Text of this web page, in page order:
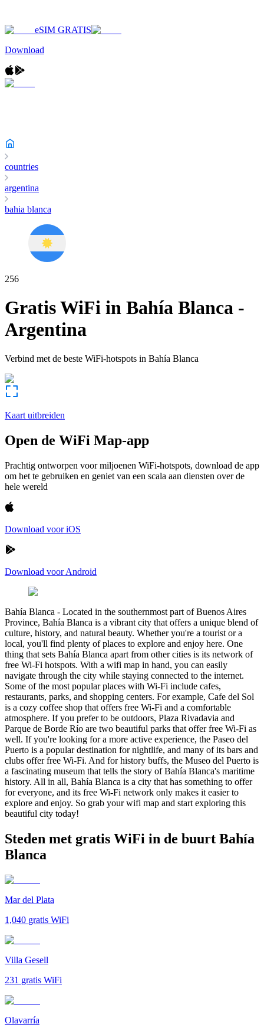
eSIM GRATIS
Download
countries
argentina
bahia blanca
256
Gratis WiFi in Bahía Blanca -
Argentina
Verbind met de beste WiFi-hotspots in Bahía Blanca
Kaart uitbreiden
Open de WiFi Map-app
Prachtig ontworpen voor miljoenen WiFi-hotspots, download de app
om het te gebruiken en geniet van een scala aan diensten over de
hele wereld
Download voor iOS
Download voor Android
Bahía Blanca - Located in the southernmost part of Buenos Aires
Province, Bahía Blanca is a vibrant city that offers a unique blend of
culture, history, and natural beauty. Whether you're a tourist or a
local, you'll find plenty of places to explore and enjoy here. One
thing that sets Bahía Blanca apart from other cities is its network of
free Wi-Fi hotspots. With a wifi map in hand, you can easily
navigate through the city while staying connected to the internet.
Some of the most popular places with Wi-Fi include cafes,
restaurants, parks, and shopping centers. For example, Cafe del Sol
is a cozy coffee shop that offers free Wi-Fi and a comfortable
atmosphere. If you prefer to be outdoors, Plaza Rivadavia and
Parque de Borde Río are two beautiful parks that offer free Wi-Fi as
well. If you're looking for a more active experience, the Paseo del
Puerto is a popular destination for nightlife, and many of its bars and
clubs offer free Wi-Fi. And for history buffs, the Museo del Puerto is
a fascinating museum that tells the story of Bahía Blanca's maritime
history. All in all, Bahía Blanca is a city that has something to offer
for everyone, and its free Wi-Fi network only makes it easier to
explore and enjoy. So grab your wifi map and start exploring this
beautiful city today!
Steden met gratis WiFi in de buurt Bahía
Blanca
Mar del Plata
1,040 gratis WiFi
Villa Gesell
231 gratis WiFi
Olavarría